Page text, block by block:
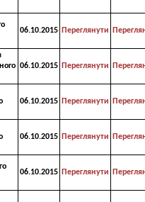
06.10.2015 Переглянути
06.10.2015 Переглянути
06.10.2015 Переглянути
06.10.2015 Переглянути
06.10.2015 Переглянути